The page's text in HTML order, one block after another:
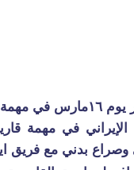
في مهمة
وصراع بدني مع فريق